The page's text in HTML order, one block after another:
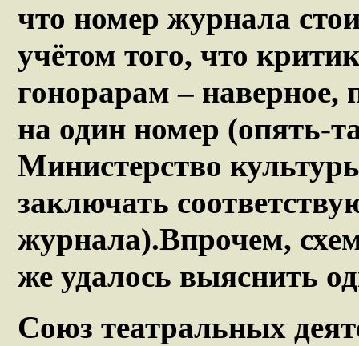
что номер журнала
учётом того, что
гонорарам – наверное,
на один номер (опять-
Министерство
заключать
журнала).Впрочем,
же удалось выяснить
Союз театральных